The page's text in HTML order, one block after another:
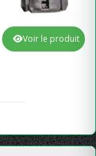
Voir le produit